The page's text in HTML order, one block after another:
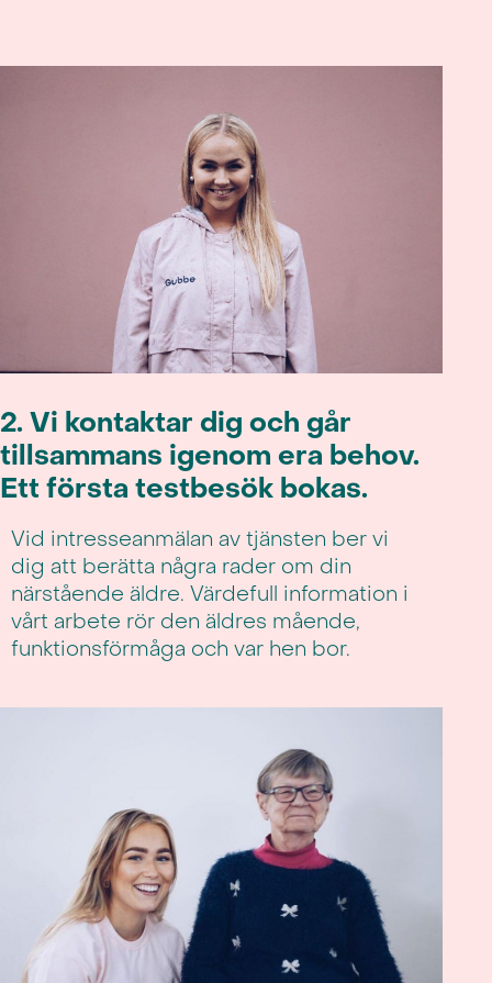
2. Vi kontaktar dig och går
tillsammans igenom era behov.
Ett första testbesök bokas.
Vid intresseanmälan av tjänsten ber vi
dig att berätta några rader om din
närstående äldre. Värdefull information i
vårt arbete rör den äldres mående,
funktionsförmåga och var hen bor.